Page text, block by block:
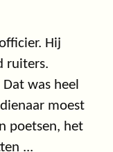
Hij
ruiters.
was heel
moest
poetsen, het
...